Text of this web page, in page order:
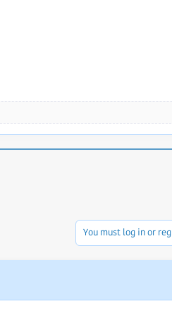
You must log in or